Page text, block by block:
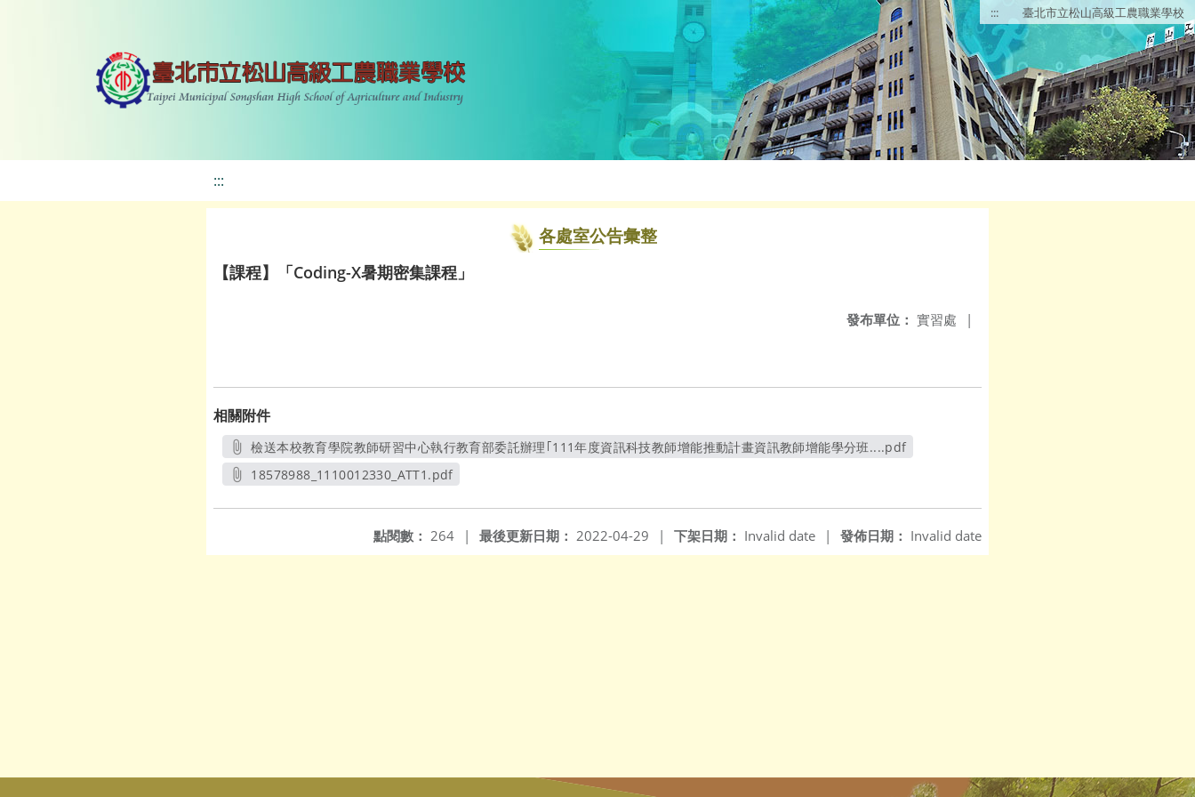
::: 臺北市立松山高級工農職業學校
:::
各處室公告彙整
【課程】「Coding-X暑期密集課程」
發布單位： 實習處 |
相關附件
檢送本校教育學院教師研習中心執行教育部委託辦理｢111年度資訊科技教師增能推動計畫資訊教師增能學分班....pdf
18578988_1110012330_ATT1.pdf
發佈日期： Invalid date
下架日期： Invalid date |
最後更新日期： 2022-04-29 |
點閱數： 264 |